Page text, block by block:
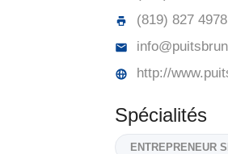
(819) 827 4978
http://
Spécialités
ENTREPRENEUR